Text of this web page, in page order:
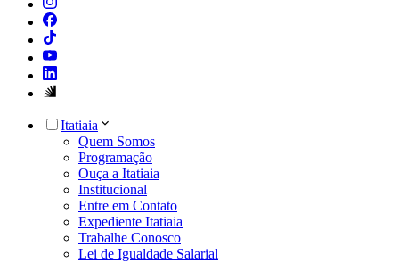
Itatiaia
Quem Somos
Programação
Ouça a Itatiaia
Institucional
Entre em Contato
Expediente Itatiaia
Trabalhe Conosco
Lei de Igualdade Salarial